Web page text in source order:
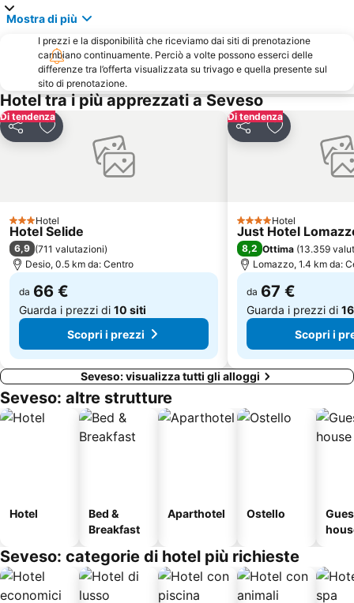
Mediolanum Forum
Porta Venezia
Porta Garibaldi
Lambrate
Corso Buenos Aires
Assago Milanofiori Forum Metro Station
Lampugnano
Ospedale Niguarda
Teatro degli Arcimboldi
Loreto
Via Montenapoleone
Parco Sempione
Rho Fiera Metro Station
Sant'Ambrogio
Forlanini
Mostra di più
I prezzi e la disponibilità che riceviamo dai siti di prenotazione
cambiano continuamente. Perciò a volte possono esserci delle
differenze tra l’offerta visualizzata su trivago e quella presente sul
sito di prenotazione.
Hotel tra i più apprezzati a Seveso
Di tendenza
CondividiAggiungi ai preferiti
3 StelleHotel
Hotel Selide
6,9 (711 valutazioni)
Desio, 0.5 km da: Centro
da 66 €
Guarda i prezzi di 10 siti
Scopri i prezzi
Di tendenza
CondividiAggiungi ai
4 StelleHotel
Just Hotel
8,2 Ottima (13.359
Lomazzo, 1.4 km da:
da 67 €
Guarda i prezzi di
Scopri i
Seveso: visualizza tutti gli alloggi
Seveso: altre strutture
Hotel
Bed &
Breakfast
Aparthotel Ostello
Seveso: categorie di hotel più richieste